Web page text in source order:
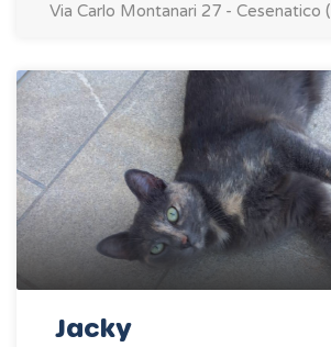
Via Carlo Montanari 27 - Cesenatico
Jacky